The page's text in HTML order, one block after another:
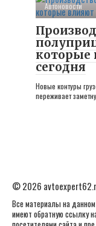
Автоновости
которые
сегодня
Новые контуры
переживает
© 2026
Все материалы на
имеют обратную ссылку